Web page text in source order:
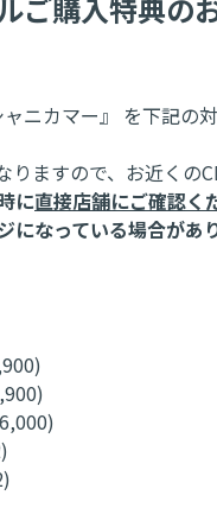
ご購入特典の
カマー』 を下記の
ますので、お近くの
に直接店舗にご確認く
なっている場合があ